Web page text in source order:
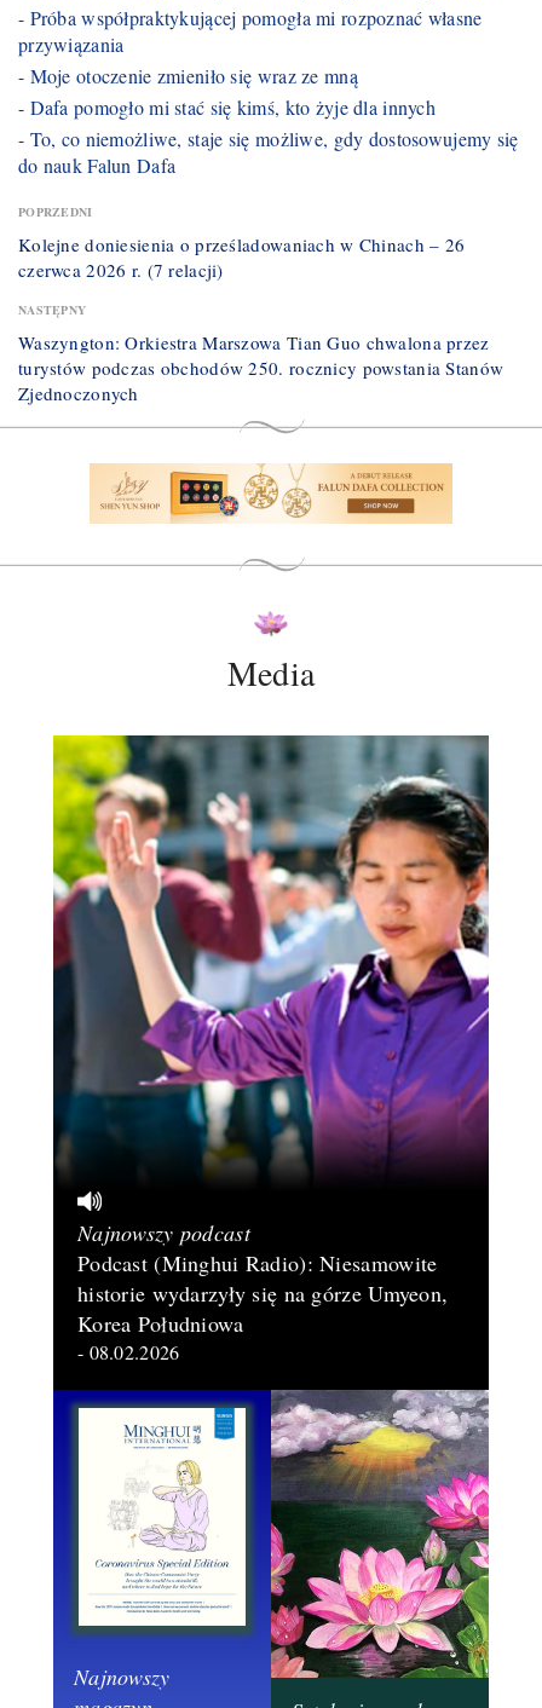
- Próba współpraktykującej pomogła mi rozpoznać własne
przywiązania
- Moje otoczenie zmieniło się wraz ze mną
- Dafa pomogło mi stać się kimś, kto żyje dla innych
- To, co niemożliwe, staje się możliwe, gdy dostosowujemy się
do nauk Falun Dafa
POPRZEDNI
Kolejne doniesienia o prześladowaniach w Chinach – 26
czerwca 2026 r. (7 relacji)
NASTĘPNY
Waszyngton: Orkiestra Marszowa Tian Guo chwalona przez
turystów podczas obchodów 250. rocznicy powstania Stanów
Zjednoczonych
Media
Najnowszy podcast
Podcast (Minghui Radio): Niesamowite
historie wydarzyły się na górze Umyeon,
Korea Południowa
- 08.02.2026
Najnowszy